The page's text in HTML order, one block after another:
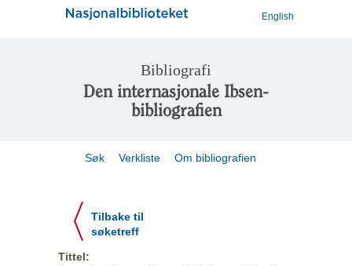
English
Bibliografi
Den internasjonale Ibsen-
bibliografien
Søk Verkliste Om bibliografien
Tilbake til
søketreff
Tittel: